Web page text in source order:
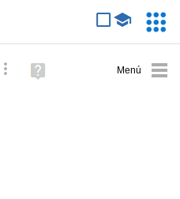
Búsqueda avanzada
Ayuda
(en